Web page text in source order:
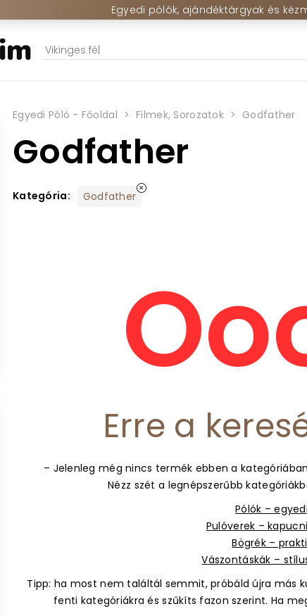
Egyedi pólók, ajándéktárgyak és
Egyedi Póló - Főoldal Filmek, Sorozatok Godfather
Godfather
Kategória: Godfather
Erre a
– Jelenleg még nincs termék ebben a
Nézz szét a legnépszerűbb
Pólók –
Pulóverek –
Bögrék –
Vászontáskák –
Tipp: ha most nem találtál semmit, próbáld újra más
fenti kategóriákra és szűkíts fazon szerint. Ha